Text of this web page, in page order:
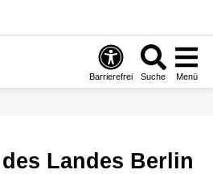
Barrierefrei Suche Menü
des Landes Berlin